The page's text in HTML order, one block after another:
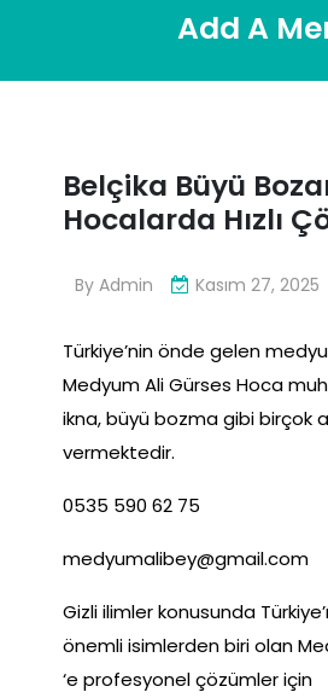
Add A
Belçika Büyü
Hocalarda Hızlı
By Admin Kasım 27, 2025
Türkiye’nin önde gelen
Medyum Ali Gürses Hoca
ikna, büyü bozma gibi birçok
vermektedir.
0535 590 62 75
medyumalibey@gmail.com
Gizli ilimler konusunda
önemli isimlerden biri olan
‘e profesyonel çözümler için